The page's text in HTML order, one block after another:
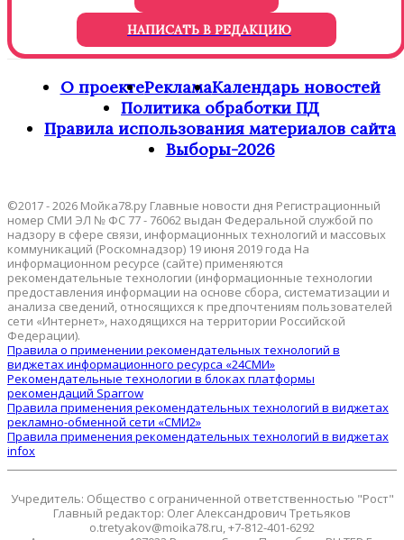
НАПИСАТЬ В РЕДАКЦИЮ
О проектеРекламаКалендарь новостей
Политика обработки ПД
Правила использования материалов сайта
Выборы-2026
©2017 - 2026 Мойка78.ру Главные новости дня Регистрационный
номер СМИ ЭЛ № ФС 77 - 76062 выдан Федеральной службой по
надзору в сфере связи, информационных технологий и массовых
коммуникаций (Роскомнадзор) 19 июня 2019 года На
информационном ресурсе (сайте) применяются
рекомендательные технологии (информационные технологии
предоставления информации на основе сбора, систематизации и
анализа сведений, относящихся к предпочтениям пользователей
сети «Интернет», находящихся на территории Российской
Федерации).
Правила о применении рекомендательных технологий в
виджетах информационного ресурса «24СМИ»
Рекомендательные технологии в блоках платформы
рекомендаций Sparrow
Правила применения рекомендательных технологий в виджетах
рекламно-обменной сети «СМИ2»
Правила применения рекомендательных технологий в виджетах
infox
Учредитель: Общество с ограниченной ответственностью "Рост"
Главный редактор: Олег Александрович Третьяков
o.tretyakov@moika78.ru, +7-812-401-6292